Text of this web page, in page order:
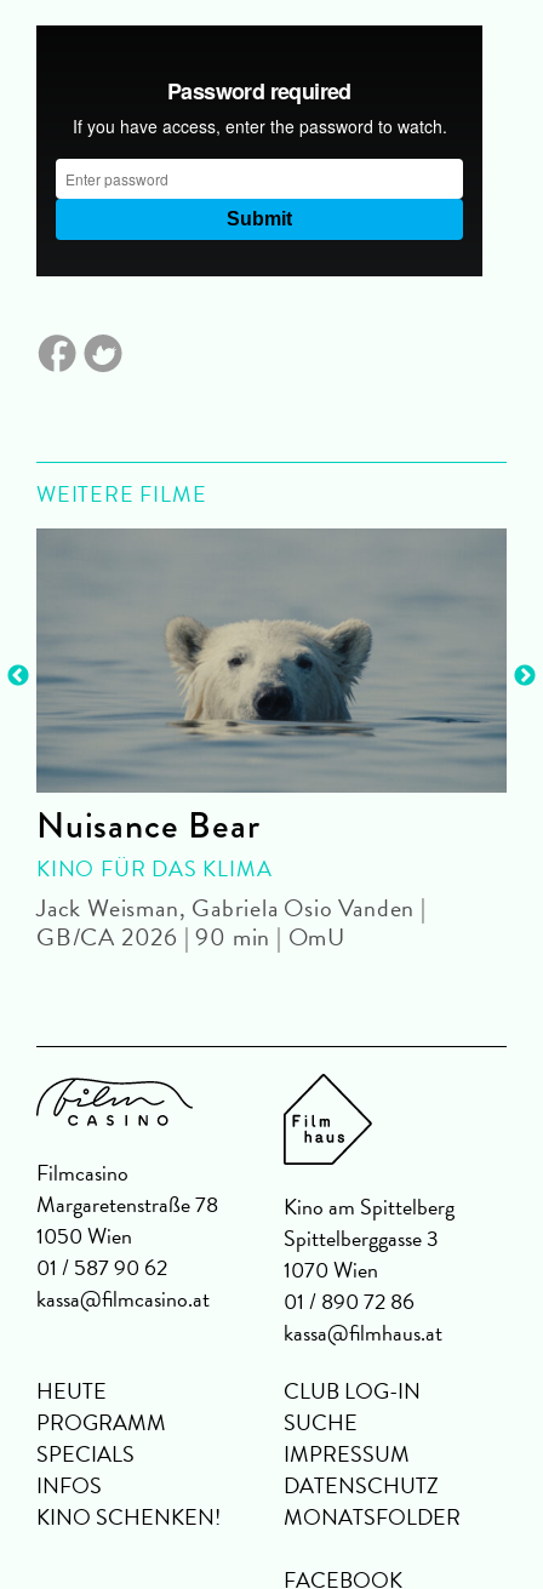
WEITERE FILME
Nuisance Bear
KINO FÜR DAS KLIMA
Jack Weisman, Gabriela Osio Vanden |
GB/CA 2026 | 90 min | OmU
Filmcasino
Margaretenstraße 78
1050 Wien
01 / 587 90 62
kassa@filmcasino.at
Kino am Spittelberg
Spittelberggasse 3
1070 Wien
01 / 890 72 86
kassa@filmhaus.at
HEUTE
PROGRAMM
SPECIALS
INFOS
KINO SCHENKEN!
CLUB LOG-IN
SUCHE
IMPRESSUM
DATENSCHUTZ
MONATSFOLDER
FACEBOOK